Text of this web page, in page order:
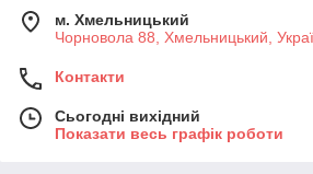
м. Хмельницький
Чорновола 88, Хмельницький,
Контакти
Сьогодні вихідний
Показати весь графік роботи